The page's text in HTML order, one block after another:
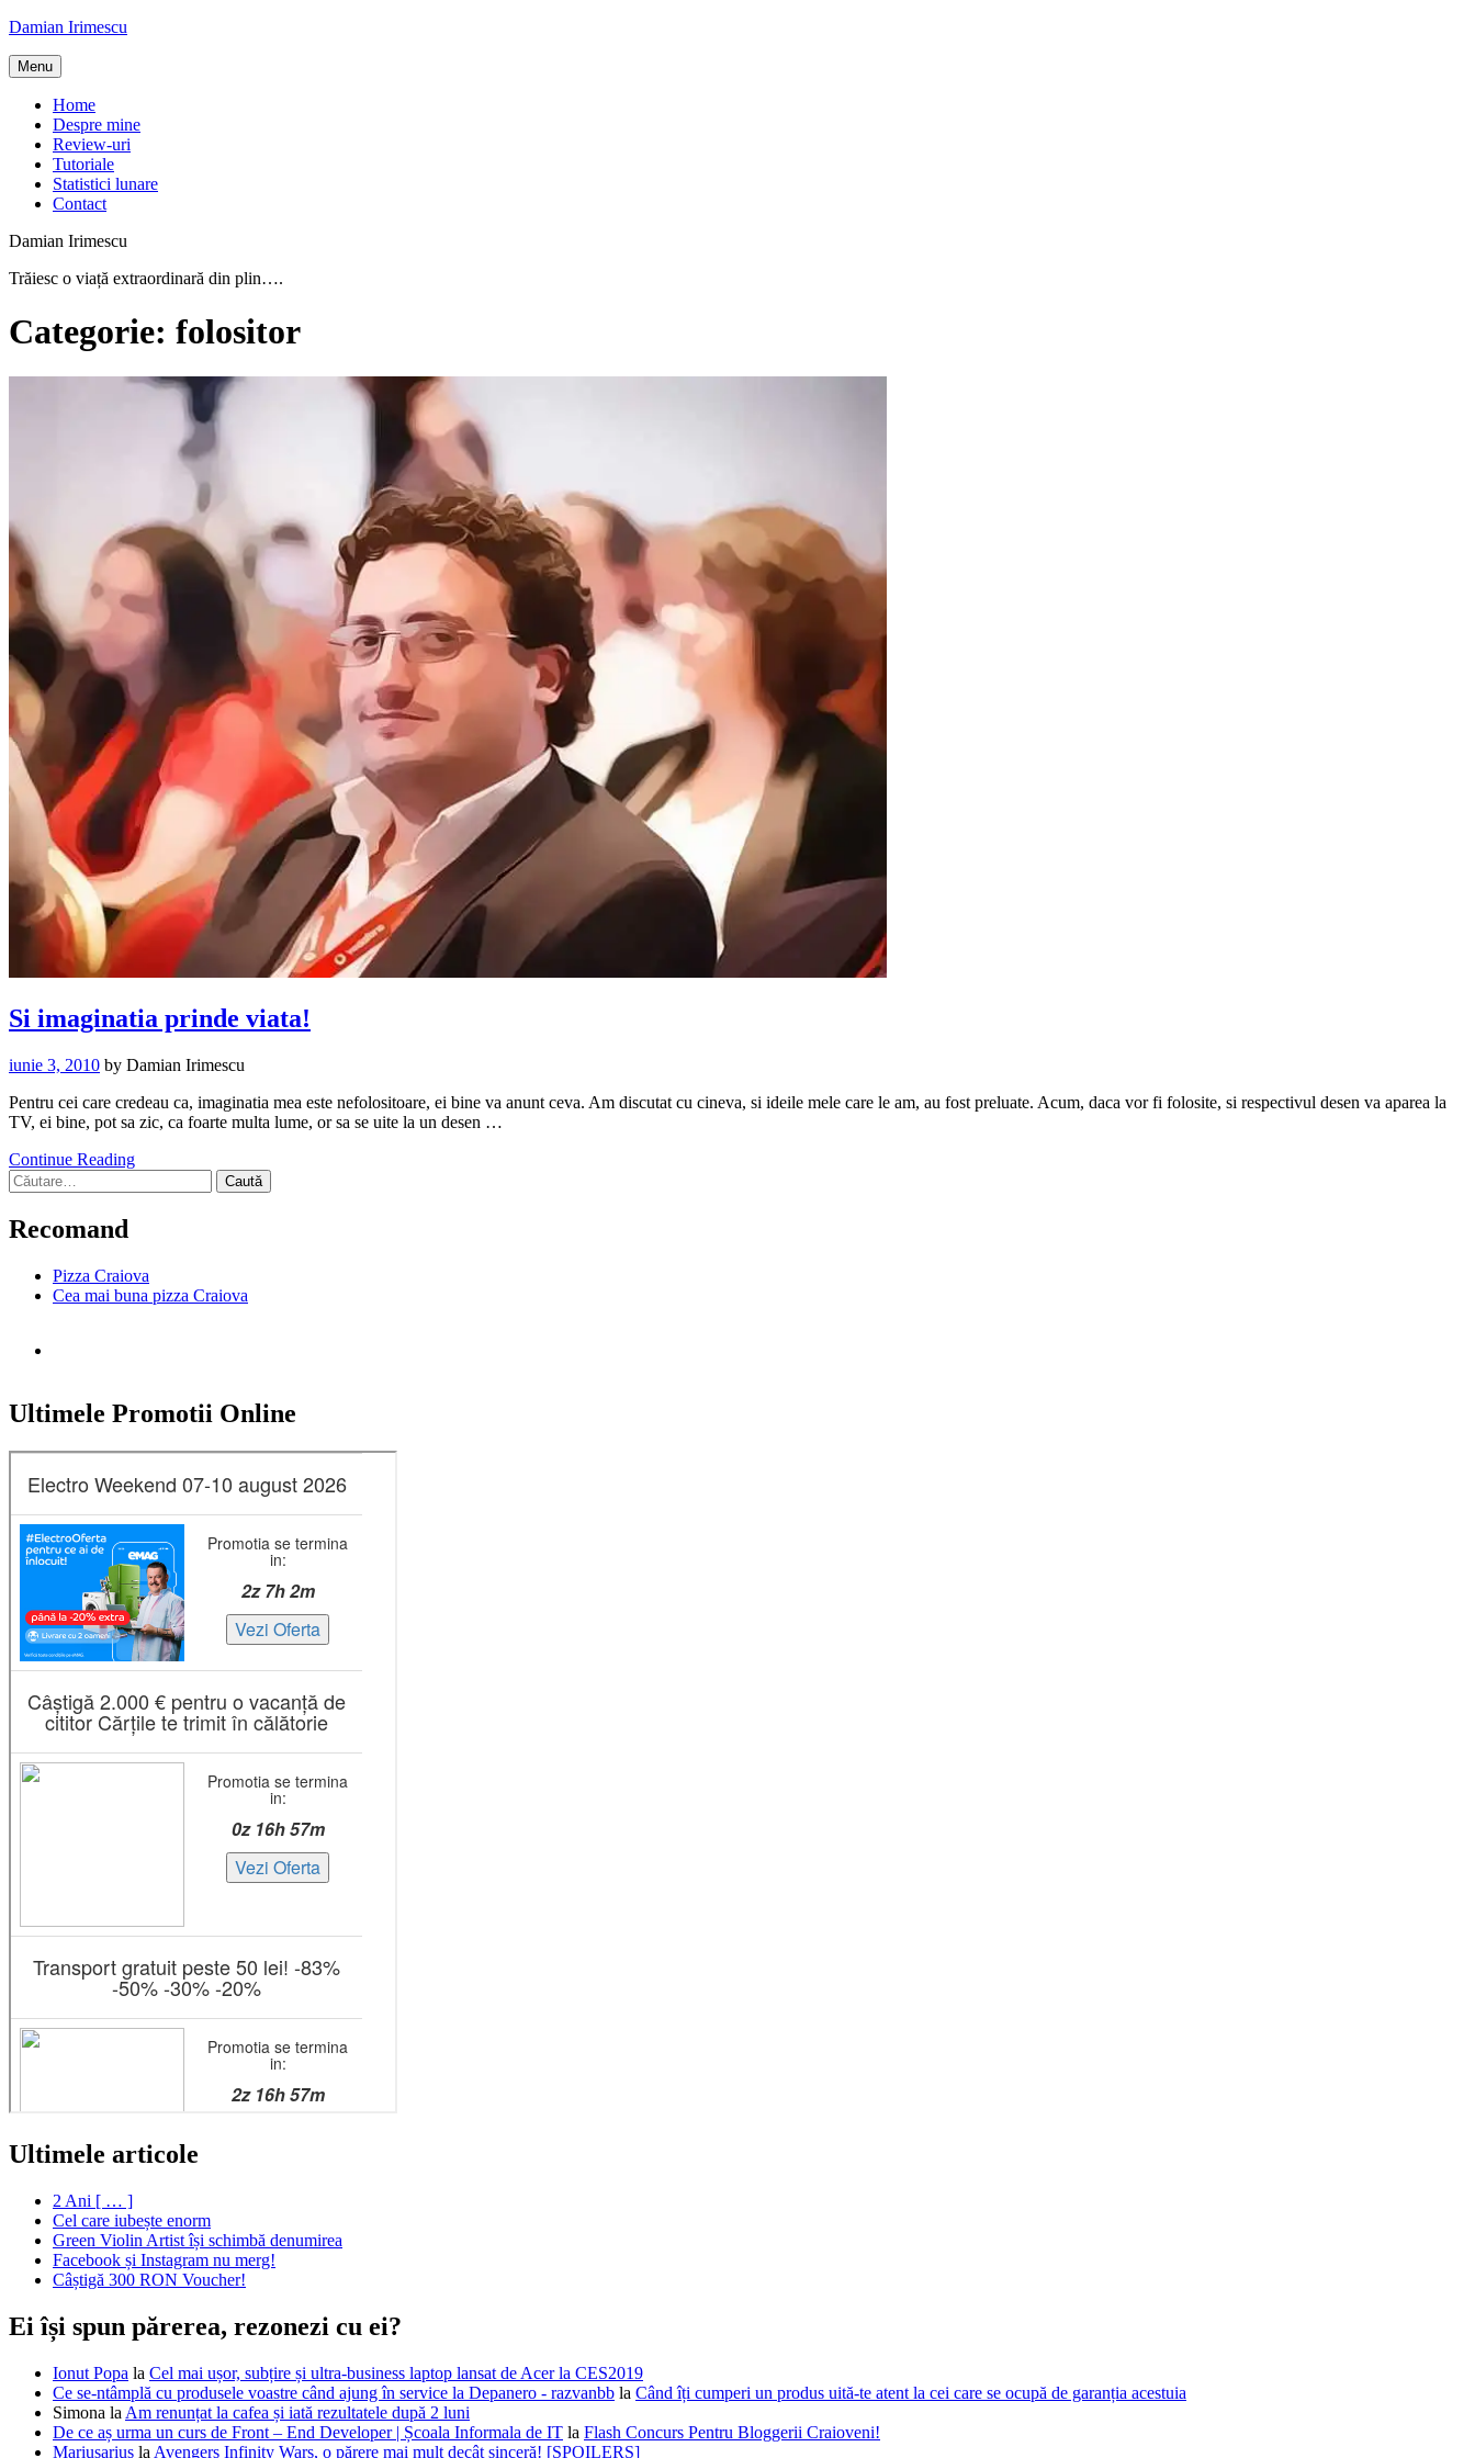
Skip
content
Damian Irimescu
Menu
Home
Despre mine
Review-uri
Tutoriale
Statistici lunare
Contact
Damian Irimescu
Trăiesc o viață extraordinară din plin….
Categorie: folositor
Si imaginatia prinde viata!
iunie 3, 2010 by Damian Irimescu
Pentru cei care credeau ca, imaginatia mea este nefolositoare, ei bine va anunt ceva. Am discutat cu cineva, si ideile mele care le am, au fost preluate. Acum, daca vor fi folosite, si respectivul desen va aparea la
TV, ei bine, pot sa zic, ca foarte multa lume, or sa se uite la un desen …
Continue Reading
Caută
după:
Recomand
Pizza Craiova
Cea mai buna pizza Craiova
Ultimele Promotii Online
Ultimele articole
2 Ani [ … ]
Cel care iubește enorm
Green Violin Artist își schimbă denumirea
Facebook și Instagram nu merg!
Câștigă 300 RON Voucher!
Ei își spun părerea, rezonezi cu ei?
Ionut Popa la Cel mai ușor, subțire și ultra-business laptop lansat de Acer la CES2019
Ce se-ntâmplă cu produsele voastre când ajung în service la Depanero - razvanbb la Când îți cumperi un produs uită-te atent la cei care se ocupă de garanția acestuia
Simona la Am renunțat la cafea și iată rezultatele după 2 luni
De ce aș urma un curs de Front – End Developer | Școala Informala de IT la Flash Concurs Pentru Bloggerii Craioveni!
Mariusarius la Avengers Infinity Wars, o părere mai mult decât sinceră! [SPOILERS]